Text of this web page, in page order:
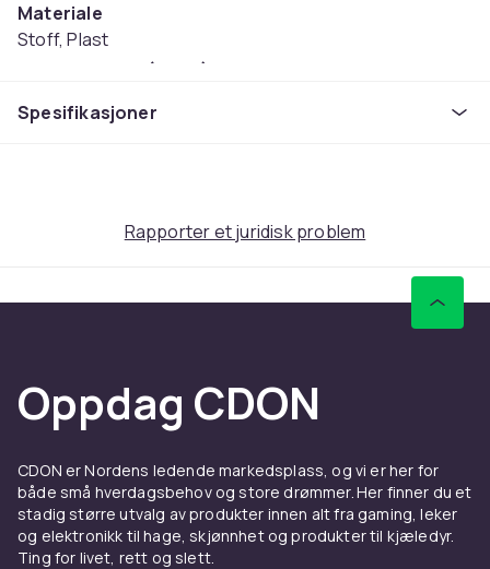
Materiale
Stoff, Plast
Anbefalt alder (maks)
Anbefalt alder (min)
Produktsikkerhetsinformasjon
Spesifikasjoner
Rapporter et juridisk problem
Oppdag CDON
CDON er Nordens ledende markedsplass, og vi er her for
både små hverdagsbehov og store drømmer. Her finner du et
stadig større utvalg av produkter innen alt fra gaming, leker
og elektronikk til hage, skjønnhet og produkter til kjæledyr.
Ting for livet, rett og slett.